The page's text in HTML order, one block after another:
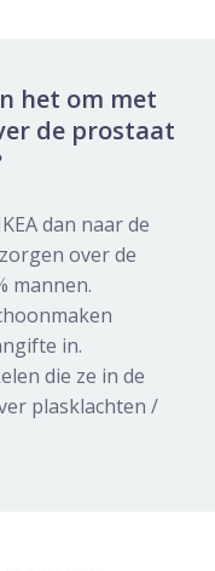
het om met
de prostaat
dan naar de
over de
mannen.
in.
die ze in de
plasklachten /